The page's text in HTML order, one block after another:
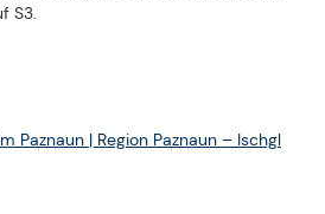
S3.
Paznaun | Region Paznaun – Ischgl